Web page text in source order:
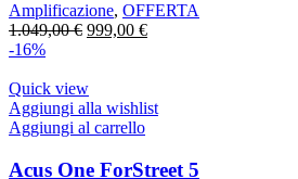
Amplificazione, OFFERTA
1.049,00€ Il
era:
1.049,00 €.
999,00 €Il
999,00 €.
-16%
Quick view
Aggiungi alla wishlist
Aggiungi al carrello
Acus One ForStreet 5